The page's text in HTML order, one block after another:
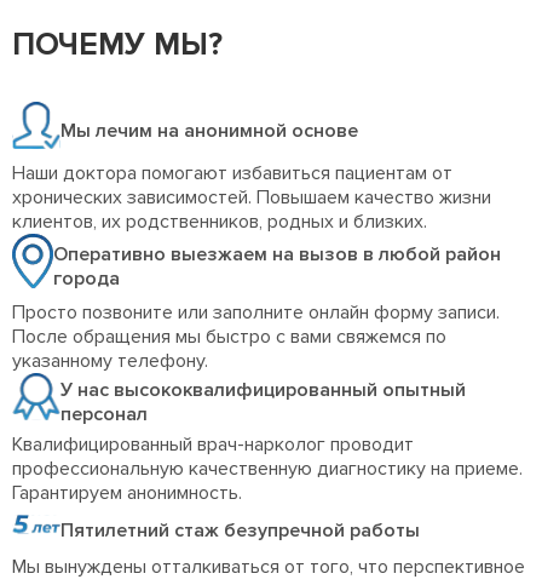
ПОЧЕМУ МЫ?
Мы лечим на анонимной основе
Наши доктора помогают избавиться пациентам от
хронических зависимостей. Повышаем качество жизни
клиентов, их родственников, родных и близких.
Оперативно выезжаем на вызов в любой район
города
Просто позвоните или заполните онлайн форму записи.
После обращения мы быстро с вами свяжемся по
указанному телефону.
У нас высококвалифицированный опытный
персонал
Квалифицированный врач-нарколог проводит
профессиональную качественную диагностику на приеме.
Гарантируем анонимность.
Пятилетний стаж безупречной работы
Мы вынуждены отталкиваться от того, что перспективное